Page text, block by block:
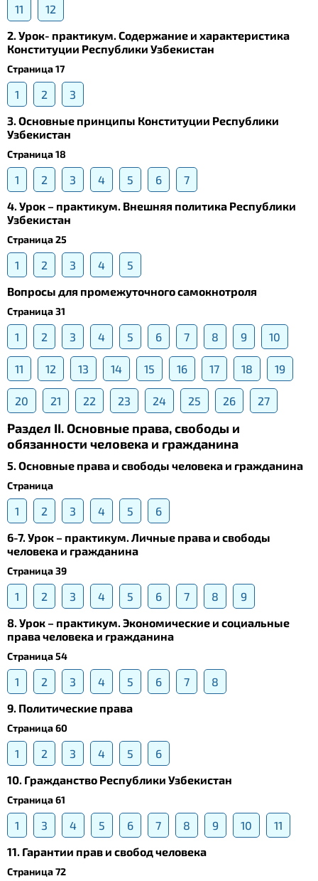
11
12
2. Урок- практикум. Содержание и характеристика
Конституции Республики Узбекистан
Страница 17
1 2
3
3. Основные принципы Конституции Республики
Узбекистан
Страница 18
1 2 3 4 5 6
7
4. Урок – практикум. Внешняя политика Республики
Узбекистан
Страница 25
1 2 3 4
5
Вопросы для промежуточного самокнотроля
Страница 31
1 2 3 4 5 6 7 8 9 10
11 12 13 14 15 16 17 18 19
20 21 22 23 24 25 26 27
Раздел II. Основные права, свободы и
обязанности человека и гражданина
5. Основные права и свободы человека и гражданина
Страница
1 2 3 4 5
6
6-7. Урок – практикум. Личные права и свободы
человека и гражданина
Страница 39
1 2 3 4 5 6 7 8
9
8. Урок – практикум. Экономические и социальные
права человека и гражданина
Страница 54
1 2 3 4 5 6 7
8
9. Политические права
Страница 60
1 2 3 4 5
6
10. Гражданство Республики Узбекистан
Страница 61
1 3 4 5 6 7 8 9 10
11
11. Гарантии прав и свобод человека
Страница 72